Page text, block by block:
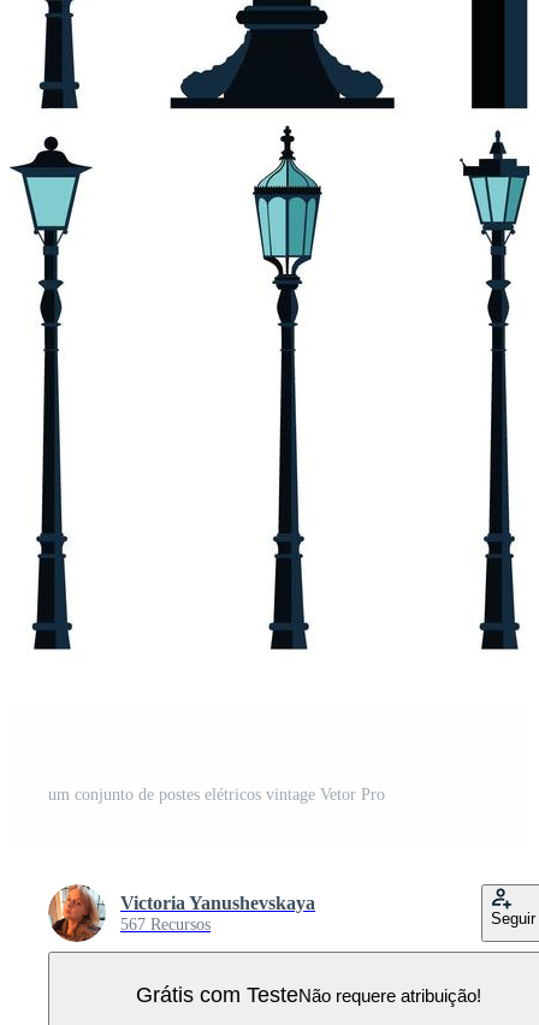
um conjunto de postes elétricos vintage Vetor Pro
Victoria Yanushevskaya
567 Recursos Seguir
Grátis com TesteNão requere atribuição!